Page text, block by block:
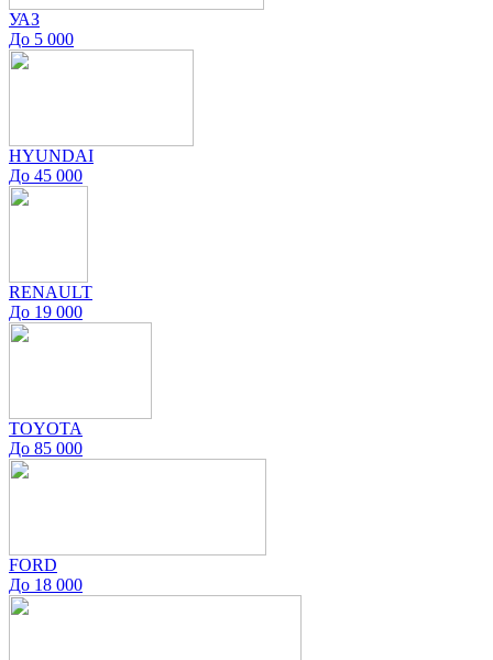
УАЗ
До 5 000
HYUNDAI
До 45 000
RENAULT
До 19 000
TOYOTA
До 85 000
FORD
До 18 000